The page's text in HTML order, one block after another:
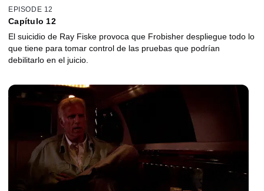
EPISODE 12
Capítulo 12
El suicidio de Ray Fiske provoca que Frobisher despliegue todo lo
que tiene para tomar control de las pruebas que podrían
debilitarlo en el juicio.